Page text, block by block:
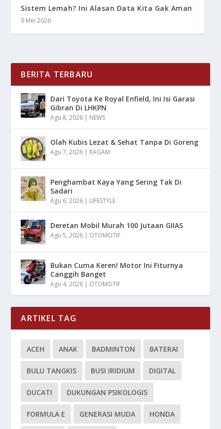
Sistem Lemah? Ini Alasan Data Kita Gak Aman
9 Mei 2026
BERITA TERBARU
Dari Toyota Ke Royal Enfield, Ini Isi Garasi
Gibran Di LHKPN
Agu 8, 2026 | NEWS
Olah Kubis Lezat & Sehat Tanpa Di Goreng
Agu 7, 2026 | RAGAM
Penghambat Kaya Yang Sering Tak Di
Sadari
Agu 6, 2026 | LIFESTYLE
Deretan Mobil Murah 100 Jutaan GIIAS
Agu 5, 2026 | OTOMOTIF
Bukan Cuma Keren! Motor Ini Fiturnya
Canggih Banget
Agu 4, 2026 | OTOMOTIF
ARTIKEL TAG
ACEH ANAK BADMINTON BATERAI
BULU TANGKIS BUSI IRIDIUM DIGITAL
DUCATI DUKUNGAN PSIKOLOGIS
FORMULA E GENERASI MUDA HONDA